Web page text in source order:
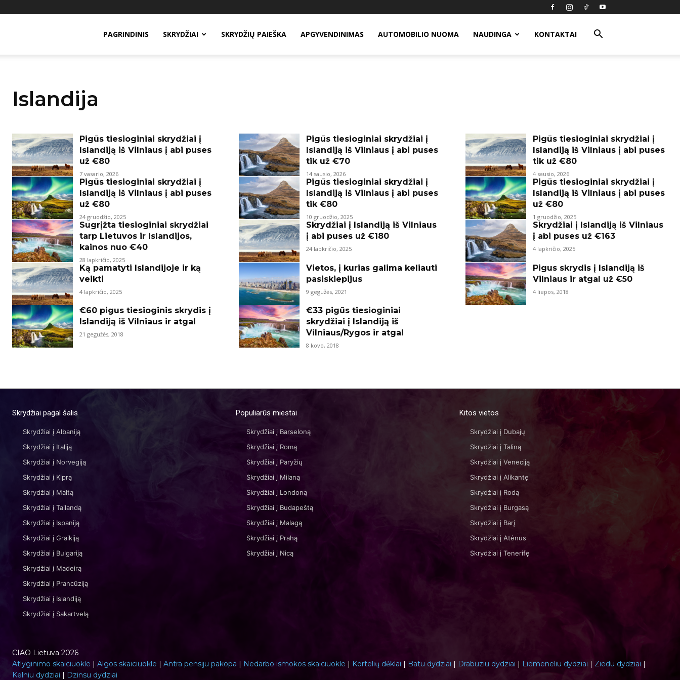
PAGRINDINIS SKRYDŽIAI SKRYDŽIŲ PAIEŠKA APGYVENDINIMAS AUTOMOBILIO NUOMA NAUDINGA KONTAKTAI
Islandija
Pigūs tiesioginiai skrydžiai į
Islandiją iš Vilniaus į abi puses
už €80
7 vasario, 2026
Pigūs tiesioginiai skrydžiai į
Islandiją iš Vilniaus į abi puses
tik už €70
14 sausio, 2026
Pigūs tiesioginiai skrydžiai į
Islandiją iš Vilniaus į abi puses
tik už €80
4 sausio, 2026
Pigūs tiesioginiai skrydžiai į
Islandiją iš Vilniaus į abi puses
už €80
24 gruodžio, 2025
Pigūs tiesioginiai skrydžiai į
Islandiją iš Vilniaus į abi puses
tik €80
10 gruodžio, 2025
Pigūs tiesioginiai skrydžiai į
Islandiją iš Vilniaus į abi puses
už €80
1 gruodžio, 2025
Sugrįžta tiesioginiai skrydžiai
tarp Lietuvos ir Islandijos,
kainos nuo €40
28 lapkričio, 2025
Skrydžiai į Islandiją iš Vilniaus
į abi puses už €180
24 lapkričio, 2025
Skrydžiai į Islandiją iš Vilniaus
į abi puses už €163
4 lapkričio, 2025
Ką pamatyti Islandijoje ir ką
veikti
4 lapkričio, 2025
Vietos, į kurias galima keliauti
pasiskiepijus
9 gegužės, 2021
Pigus skrydis į Islandiją iš
Vilniaus ir atgal už €50
4 liepos, 2018
€60 pigus tiesioginis skrydis į
Islandiją iš Vilniaus ir atgal
21 gegužės, 2018
€33 pigūs tiesioginiai
skrydžiai į Islandiją iš
Vilniaus/Rygos ir atgal
8 kovo, 2018
Skrydžiai pagal šalis
Skrydžiai į Albaniją
Skrydžiai į Italiją
Skrydžiai į Norvegiją
Skrydžiai į Kiprą
Skrydžiai į Maltą
Skrydžiai į Tailandą
Skrydžiai į Ispaniją
Skrydžiai į Graikiją
Skrydžiai į Bulgariją
Skrydžiai į Madeirą
Skrydžiai į Prancūziją
Skrydžiai į Islandiją
Skrydžiai į Sakartvelą
Populiarūs miestai
Skrydžiai į Barseloną
Skrydžiai į Romą
Skrydžiai į Paryžių
Skrydžiai į Milaną
Skrydžiai į Londoną
Skrydžiai į Budapeštą
Skrydžiai į Malagą
Skrydžiai į Prahą
Skrydžiai į Nicą
Kitos vietos
Skrydžiai į Dubajų
Skrydžiai į Taliną
Skrydžiai į Veneciją
Skrydžiai į Alikantę
Skrydžiai į Rodą
Skrydžiai į Burgasą
Skrydžiai į Barį
Skrydžiai į Atėnus
Skrydžiai į Tenerifę
CIAO Lietuva 2026
Atlyginimo skaiciuokle | Algos skaiciuokle | Antra pensiju pakopa | Nedarbo ismokos skaiciuokle | Kortelių dėklai | Batu dydziai | Drabuziu dydziai | Liemeneliu dydziai | Ziedu dydziai |
Kelniu dydziai | Dzinsu dydziai